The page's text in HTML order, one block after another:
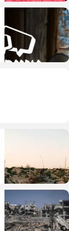
בארץ
צבא וביטחון